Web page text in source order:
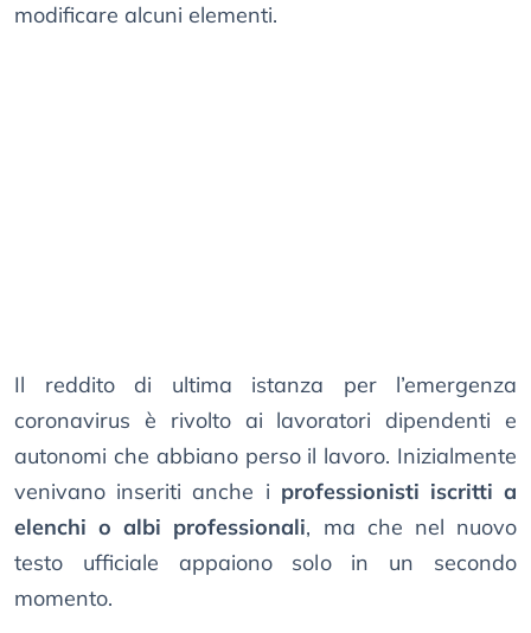
modificare alcuni elementi.
Il reddito di ultima istanza per l’emergenza
coronavirus è rivolto ai lavoratori dipendenti e
autonomi che abbiano perso il lavoro. Inizialmente
venivano inseriti anche i professionisti iscritti a
elenchi o albi professionali, ma che nel nuovo
testo ufficiale appaiono solo in un secondo
momento.